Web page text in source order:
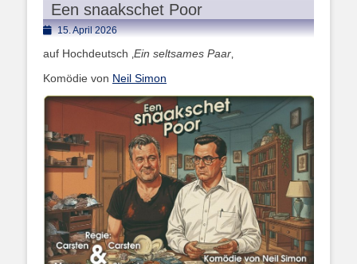
Een snaakschet Poor
Posted15. April 2026
auf Hochdeutsch ‚Ein seltsames Paar‚
Komödie von Neil Simon